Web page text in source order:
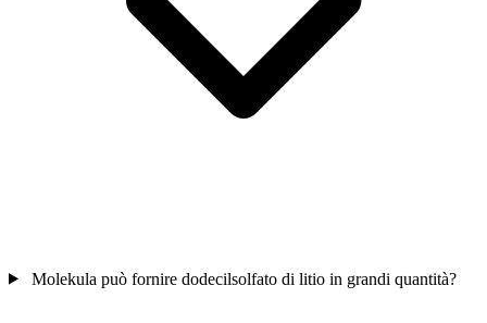
Molekula può fornire dodecilsolfato di litio in grandi quantità?